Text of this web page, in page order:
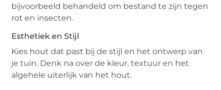
bijvoorbeeld behandeld om bestand te zijn tegen
rot en insecten.
Esthetiek en Stijl
Kies hout dat past bij de stijl en het ontwerp van
je tuin. Denk na over de kleur, textuur en het
algehele uiterlijk van het hout.